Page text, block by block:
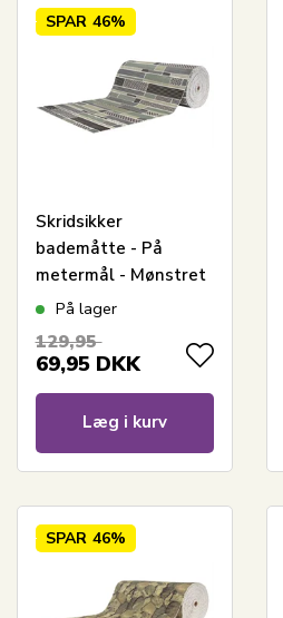
SPAR 46%
Skridsikker
bademåtte - På
metermål - Mønstret
print - 65 cm bred -
til vådrum
På lager
129,95
69,95 DKK
Læg i kurv
SPAR 46%